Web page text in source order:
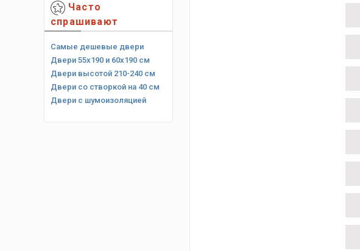
Часто
спрашивают
Самые дешевые двери
Двери 55х190 и 60х190 см
Двери высотой 210-240 см
Двери со створкой на 40 см
Двери с шумоизоляцией